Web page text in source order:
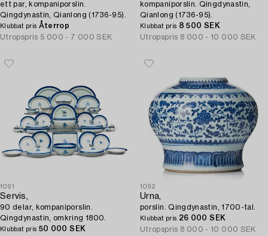
ett par, kompaniporslin.
Qingdynastin, Qianlong (1736-95).
Klubbat pris Återrop
Utropspris 5 000 - 7 000 SEK
kompaniporslin. Qingdynastin,
Qianlong (1736-95).
Klubbat pris 8 500 SEK
Utropspris 8 000 - 10 000 SEK
1091
Servis,
90 delar, kompaniporslin.
Qingdynastin, omkring 1800.
Klubbat pris 50 000 SEK
1092
Urna,
porslin. Qingdynastin, 1700-tal.
Klubbat pris 26 000 SEK
Utropspris 8 000 - 10 000 SEK